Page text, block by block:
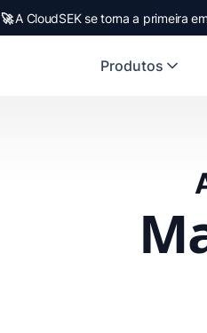
🚀A CloudSEK se torna a primeira
Produtos